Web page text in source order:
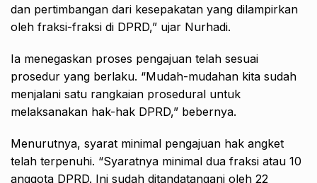
dan pertimbangan dari kesepakatan yang dilampirkan
oleh fraksi-fraksi di DPRD,” ujar Nurhadi.
Ia menegaskan proses pengajuan telah sesuai
prosedur yang berlaku. “Mudah-mudahan kita sudah
menjalani satu rangkaian prosedural untuk
melaksanakan hak-hak DPRD,” bebernya.
Menurutnya, syarat minimal pengajuan hak angket
telah terpenuhi. “Syaratnya minimal dua fraksi atau 10
anggota DPRD. Ini sudah ditandatangani oleh 22